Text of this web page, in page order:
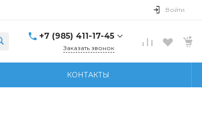
Войти
+7 (985) 411-17-45
г. Серпухов, ул.
Заказать звонок
КОНТАКТЫ